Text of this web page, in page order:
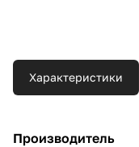
Характеристики
Производитель